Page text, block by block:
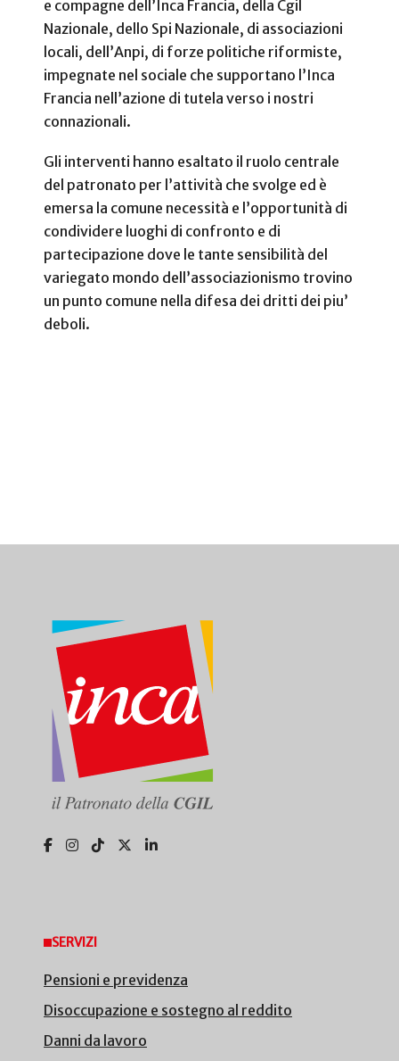
e compagne dell’Inca Francia, della Cgil
Nazionale, dello Spi Nazionale, di associazioni
locali, dell’Anpi, di forze politiche riformiste,
impegnate nel sociale che supportano l’Inca
Francia nell’azione di tutela verso i nostri
connazionali.
Gli interventi hanno esaltato il ruolo centrale
del patronato per l’attività che svolge ed è
emersa la comune necessità e l’opportunità di
condividere luoghi di confronto e di
partecipazione dove le tante sensibilità del
variegato mondo dell’associazionismo trovino
un punto comune nella difesa dei dritti dei piu’
deboli.
SERVIZI
Pensioni e previdenza
Disoccupazione e sostegno al reddito
Danni da lavoro